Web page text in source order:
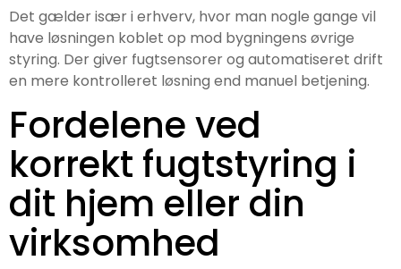
Det gælder især i erhverv, hvor man nogle gange vil
have løsningen koblet op mod bygningens øvrige
styring. Der giver fugtsensorer og automatiseret drift
en mere kontrolleret løsning end manuel betjening.
Fordelene ved
korrekt fugtstyring i
dit hjem eller din
virksomhed